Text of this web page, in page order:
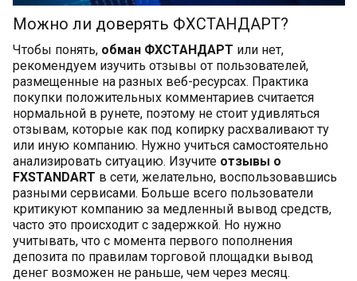
Можно ли доверять ФХСТАНДАРТ?
Чтобы понять, обман ФХСТАНДАРТ или нет,
рекомендуем изучить отзывы от пользователей,
размещенные на разных веб-ресурсах. Практика
покупки положительных комментариев считается
нормальной в рунете, поэтому не стоит удивляться
отзывам, которые как под копирку расхваливают ту
или иную компанию. Нужно учиться самостоятельно
анализировать ситуацию. Изучите отзывы о
FXSTANDART в сети, желательно, воспользовавшись
разными сервисами. Больше всего пользователи
критикуют компанию за медленный вывод средств,
часто это происходит с задержкой. Но нужно
учитывать, что с момента первого пополнения
депозита по правилам торговой площадки вывод
денег возможен не раньше, чем через месяц.